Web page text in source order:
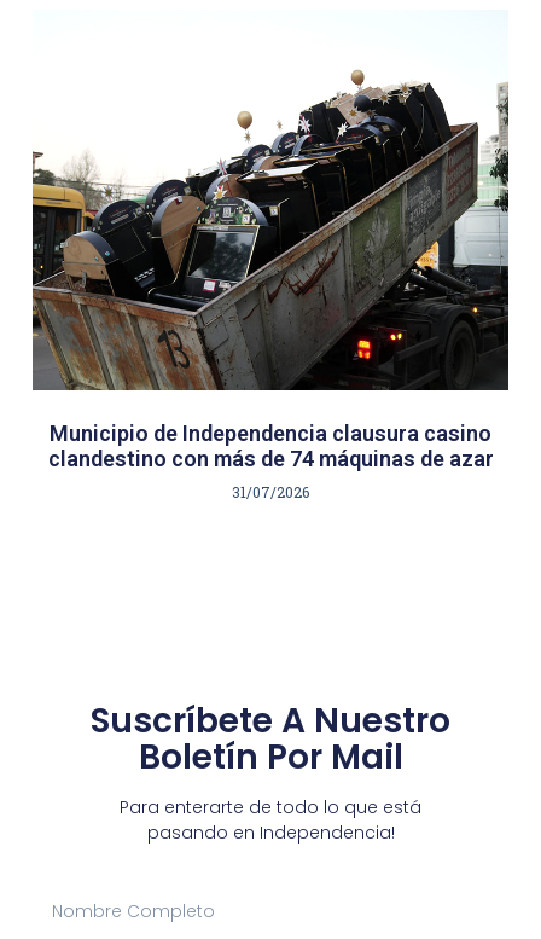
Municipio de Independencia clausura casino
clandestino con más de 74 máquinas de azar
31/07/2026
Suscríbete A Nuestro
Boletín Por Mail
Para enterarte de todo lo que está
pasando en Independencia!